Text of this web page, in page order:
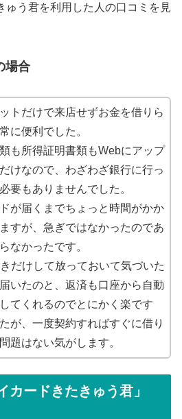
ゅう君を利用した人の口コミを見
場合
トだけで来店せずお金を借りら
に便利でした。
も所得証明書類もWebにアップ
けなので、わざわざ銀行に行っ
要もありませんでした。
が届くまでちょっと時間がかか
すが、急ぎではなかったのであ
なかったです。
だけして放っておいて気づいた
いたのと、返済も口座から自動
てくれるのでとにかく楽です
が、一度契約すればすぐに借り
題はない気がします。
カードきたきゅう君」